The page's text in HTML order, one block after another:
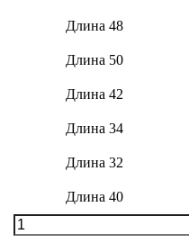
Длина 48
Длина 50
Длина 42
Длина 34
Длина 32
Длина 40